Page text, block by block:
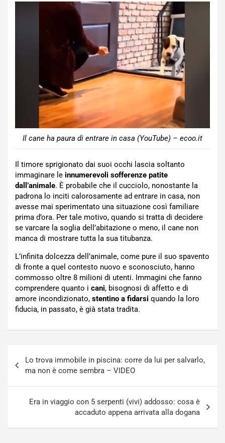
Il cane ha paura di entrare in casa (YouTube) – ecoo.it
Il timore sprigionato dai suoi occhi lascia soltanto
immaginare le innumerevoli sofferenze patite
dall’animale. È probabile che il cucciolo, nonostante la
padrona lo inciti calorosamente ad entrare in casa, non
avesse mai sperimentato una situazione così familiare
prima d’ora. Per tale motivo, quando si tratta di decidere
se varcare la soglia dell’abitazione o meno, il cane non
manca di mostrare tutta la sua titubanza.
L’infinita dolcezza dell’animale, come pure il suo spavento
di fronte a quel contesto nuovo e sconosciuto, hanno
commosso oltre 8 milioni di utenti. Immagini che fanno
comprendere quanto i cani, bisognosi di affetto e di
amore incondizionato, stentino a fidarsi quando la loro
fiducia, in passato, è già stata tradita.
articoli
Lo trova immobile in piscina: corre da lui per salvarlo,
ma non è come sembra – VIDEO
Era in viaggio con 5 serpenti (vivi) addosso: cosa è
accaduto appena arrivata alla dogana